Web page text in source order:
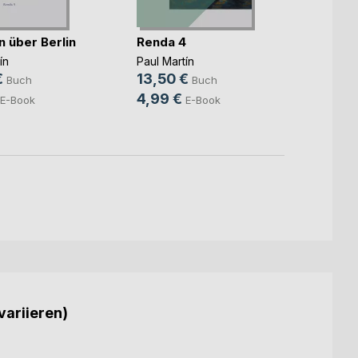
über Berlin
Buch
E-Book
Renda 4
Paul Martín
13,50 € Buch
4,99 € E-Book